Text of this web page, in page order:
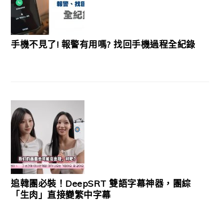
手機不見了! 報警有用嗎? 找回手機過程全紀錄
追韓團必裝！DeepSRT 雙語字幕神器，團綜
「生肉」直接變繁中字幕